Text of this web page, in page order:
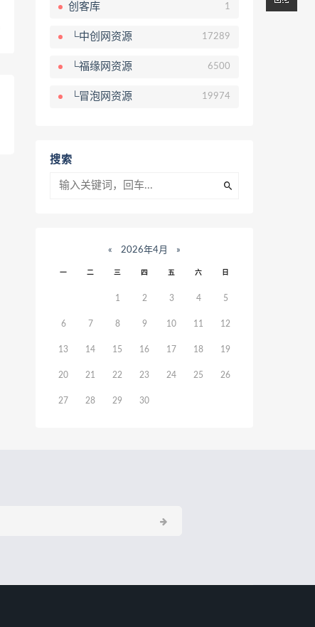
创客库 1
└中创网资源 17289
└福缘网资源 6500
└冒泡网资源 19974
搜索
« 2026年4月 »
一 二 三 四 五 六 日
1 2 3 4 5
6 7 8 9 10 11 12
13 14 15 16 17 18 19
20 21 22 23 24 25 26
27 28 29 30